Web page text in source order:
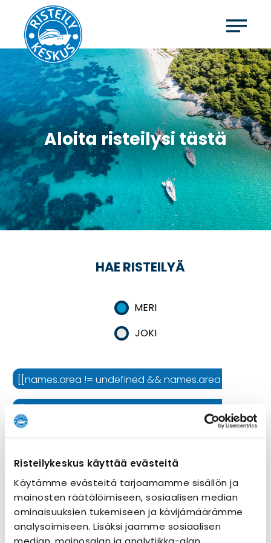
Risteilykeskus käyttää evästeitä
Käytämme evästeitä tarjoamamme sisällön ja
mainosten räätälöimiseen, sosiaalisen median
ominaisuuksien tukemiseen ja kävijämäärämme
analysoimiseen. Lisäksi jaamme sosiaalisen
Aloita risteilysi tästä
HAE RISTEILYÄ
MERI
JOKI
[[names.area != undefined && names.area != '' ?
[[names.cruiseline != undefined && names.cruiseline
[[names.ship != undefined && names.ship != '' ?
Risteilyn kesto